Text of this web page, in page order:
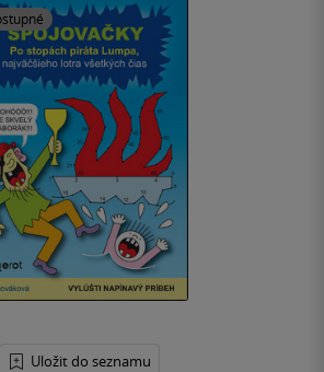
Uložit do seznamu